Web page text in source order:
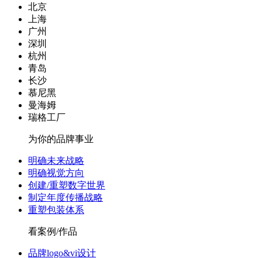
北京
上海
广州
深圳
杭州
青岛
长沙
慕尼黑
曼海姆
瑞格工厂
为你的品牌事业
明确未来战略
明确视觉方向
创建/重塑数字世界
制定年度传播战略
重塑包装体系
看案例/作品
品牌logo&vi设计